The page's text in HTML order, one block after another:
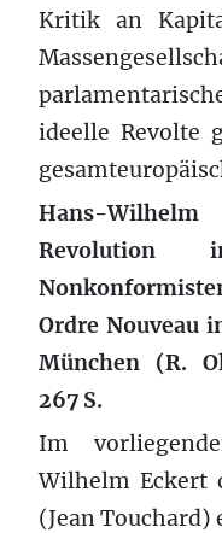
Kritik an
ideelle Revolte
Hans-
Revolution
Ordre Nouveau
München (R.
267 S.
Im
Wilhelm Eckert
(Jean